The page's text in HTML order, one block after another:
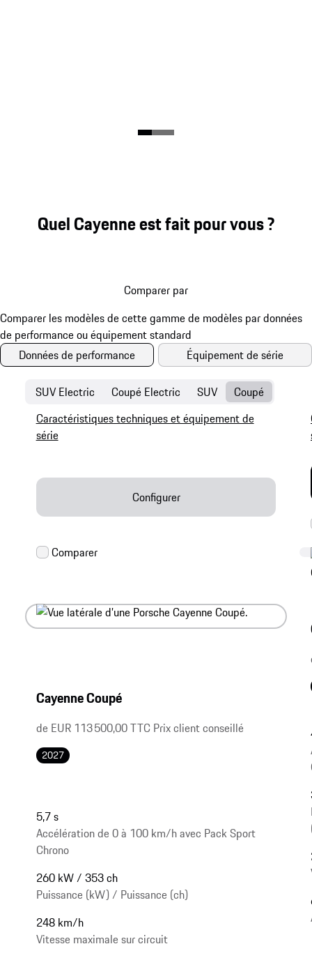
Quel Cayenne est fait pour vous ?
Comparer par
Données de performance Équipement de série
SUV Electric Coupé Electric SUV Coupé
Cayenne Coupé
de EUR 113 500,00 TTC Prix client conseillé
2027
5,7 s
Accélération de 0 à 100 km/h avec Pack Sport
Chrono
260 kW / 353 ch
Puissance (kW) / Puissance (ch)
248 km/h
Vitesse maximale sur circuit
Caractéristiques techniques et équipement de
série
Configurer